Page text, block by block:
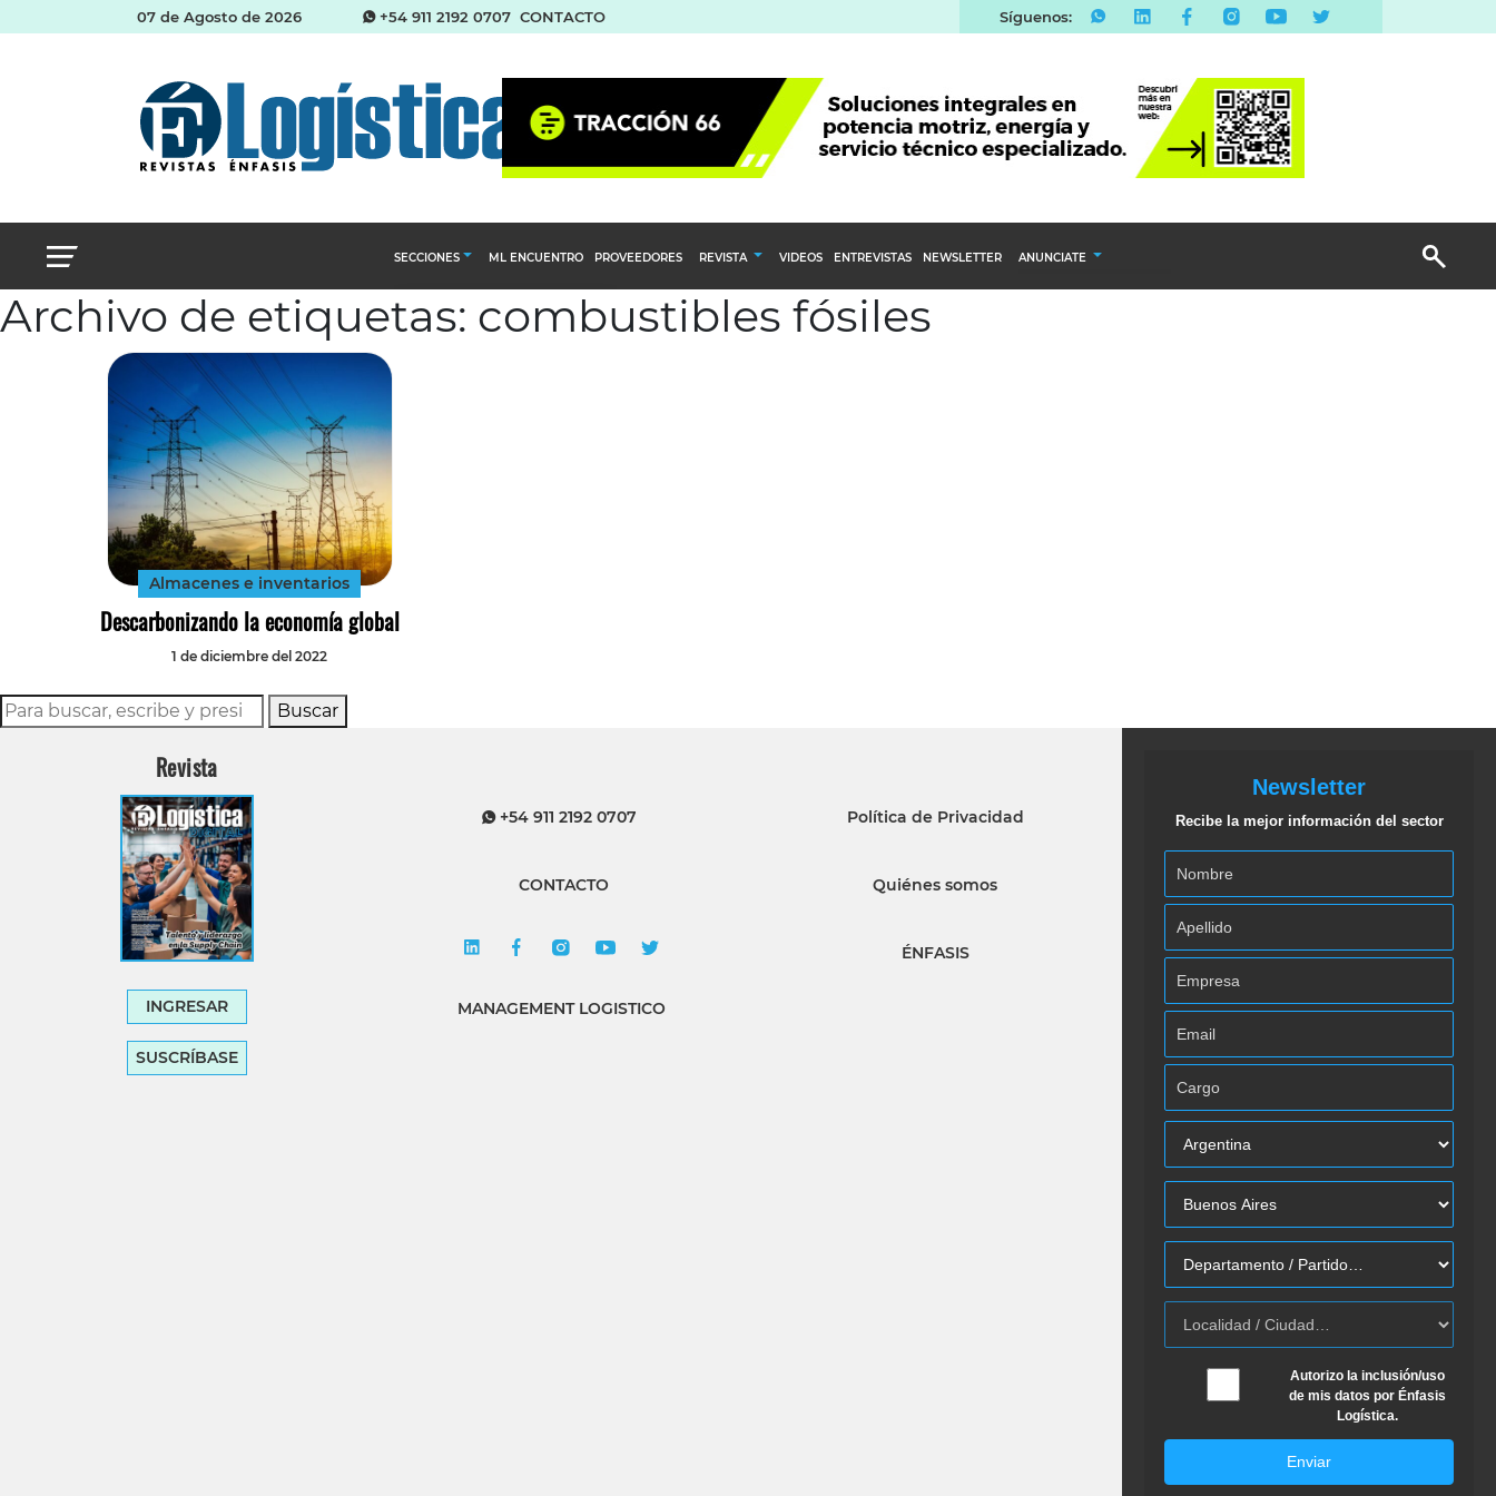
07 de Agosto de 2026 +54 911 2192 0707 CONTACTO Síguenos:
SECCIONES
Abastecimiento y compras
ML ENCUENTRO PROVEEDORES REVISTA
Calendario Editorial
Ediciones Anteriores
VIDEOS ENTREVISTAS NEWSLETTER ANUNCIATE
Archivo de etiquetas: combustibles fósiles
Almacenes e inventarios
Descarbonizando la economía global
1 de diciembre del 2022
Buscar
Revista
INGRESAR
SUSCRÍBASE
+54 911 2192 0707
CONTACTO
MANAGEMENT LOGISTICO
Política de Privacidad
Quiénes somos
ÉNFASIS
Newsletter
Recibe la mejor información del sector
Autorizo la inclusión/uso
de mis datos por Énfasis
Logística.
Enviar